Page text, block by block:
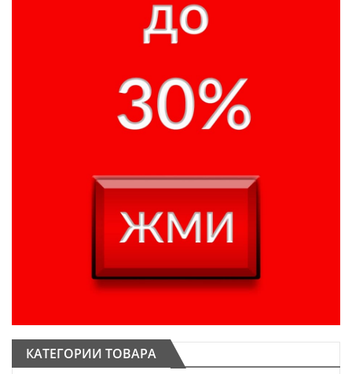
КАТЕГОРИИ ТОВАРА